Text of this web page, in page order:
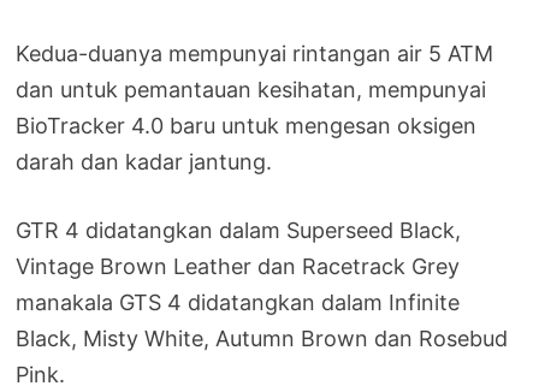
Kedua-duanya mempunyai rintangan air 5 ATM
dan untuk pemantauan kesihatan, mempunyai
BioTracker 4.0 baru untuk mengesan oksigen
darah dan kadar jantung.
GTR 4 didatangkan dalam Superseed Black,
Vintage Brown Leather dan Racetrack Grey
manakala GTS 4 didatangkan dalam Infinite
Black, Misty White, Autumn Brown dan Rosebud
Pink.